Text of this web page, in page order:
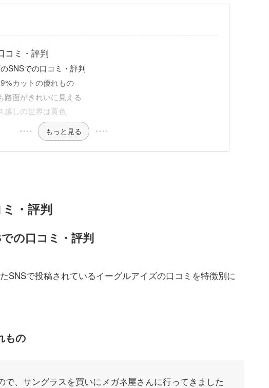
コミ・評判
SNSでの口コミ・評判
カットの優れもの
路面がきれいに見える
越しの世界は黄色
もっと見る
・評判
の口コミ・評判
SNSで投稿されているイーグルアイズの口コミを特徴別に
もの
で、サングラスを買いにメガネ屋さんに行ってきました